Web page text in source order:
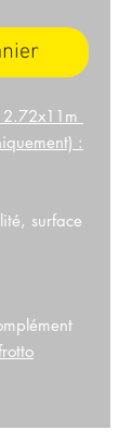
2.72x11m
:
surface